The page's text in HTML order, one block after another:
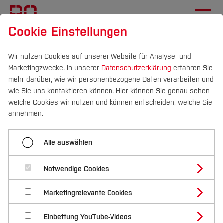
Campus Personen DE|EN Quicklinks
Studium
Studienangebote
Bachelorstudiengänge
Masterstudiengänge
Vor dem Studium
Bewerben & Einschreiben
Bewerbungsportal
Im Studium
Studienbüros und Prüfungen
Nach dem Studium
Forschung & Transfer
Profil
Forschungs- und Transferprofil
Schwerpunkte (FuT)
Beratung & Förderung
Nachhaltigkeit
Nachhaltigkeit studieren
International
Bewerben & Einschreiben
Studium ohne Abitur
Menü aufklappen
Start
Bewerbungsportal
Unterlagen zur Einschreibung
Studium ohne Abitur
Es gibt verschiedene Möglichkeiten des
Hochschulzugangs -auch ohne Abitur oder
Fachhochschulreife:
Cookie Einstellungen
Wir nutzen Cookies auf unserer Website für Analyse- und
Marketingzwecke. In unserer Datenschutzerklärung erfahren Sie
mehr darüber, wie wir personenbezogene Daten verarbeiten und
wie Sie uns kontaktieren können. Hier können Sie genau sehen
welche Cookies wir nutzen und können entscheiden, welche Sie
annehmen.
Alle auswählen
Notwendige Cookies
Marketingrelevante Cookies
Einbettung YouTube-Videos